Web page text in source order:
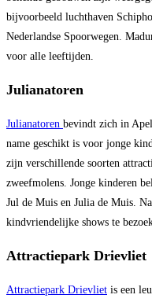
bijvoorbeeld luchthaven
Nederlandse Spoorwegen.
voor alle leeftijden.
Julianatoren
Julianatoren bevindt zich in
name geschikt is voor jonge
zijn verschillende soorten
zweefmolens. Jonge kinderen
Jul de Muis en Julia de Muis.
kindvriendelijke shows te
Attractiepark Drievliet
Attractiepark Drievliet is een